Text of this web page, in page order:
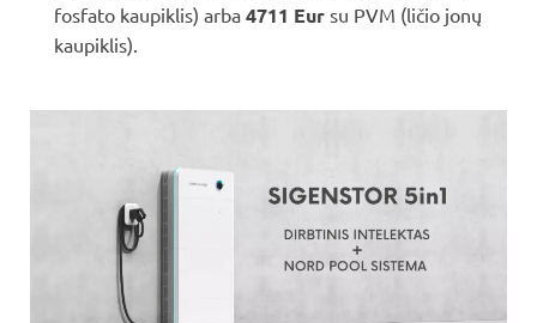
fosfato kaupiklis) arba 4711 Eur su PVM (ličio jonų
kaupiklis).